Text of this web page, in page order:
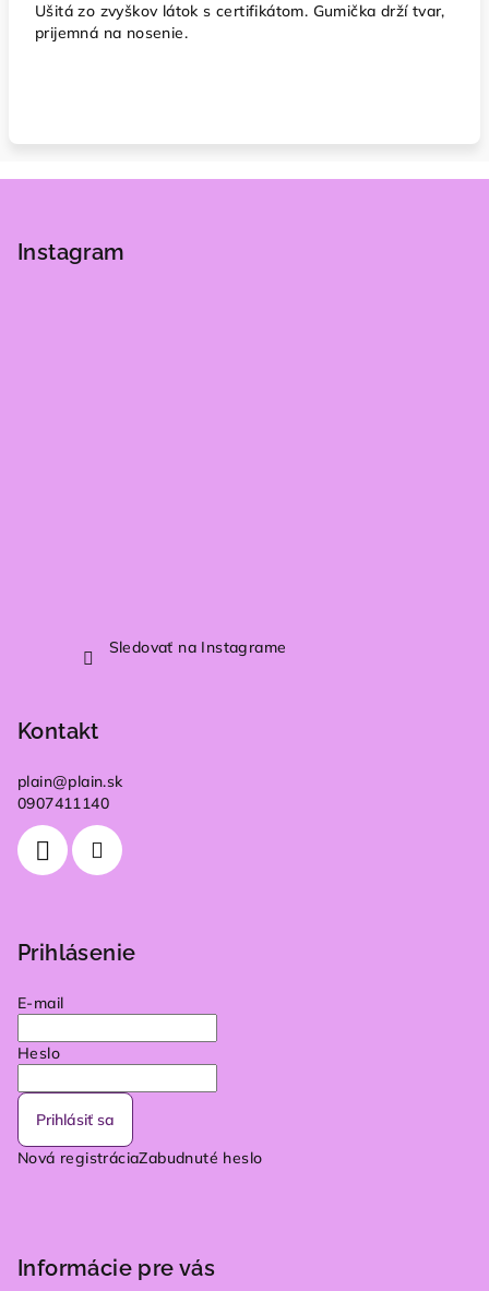
Ušitá zo zvyškov látok s certifikátom. Gumička drží tvar,
prijemná na nosenie.
Instagram
Sledovať na Instagrame
Kontakt
plain@plain.sk
0907411140
Prihlásenie
E-mail
Heslo
Prihlásiť sa
Nová registráciaZabudnuté heslo
Informácie pre vás